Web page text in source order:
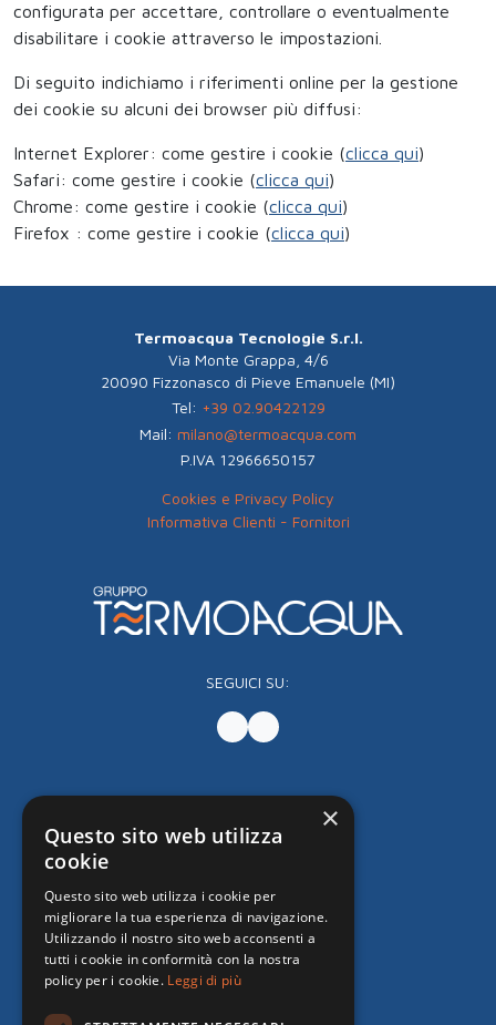
configurata per accettare, controllare o eventualmente
disabilitare i cookie attraverso le impostazioni.
Di seguito indichiamo i riferimenti online per la gestione
dei cookie su alcuni dei browser più diffusi:
Internet Explorer: come gestire i cookie (clicca qui)
Safari: come gestire i cookie (clicca qui)
Chrome: come gestire i cookie (clicca qui)
Firefox : come gestire i cookie (clicca qui)
Termoacqua Tecnologie S.r.l.
Via Monte Grappa, 4/6
20090 Fizzonasco di Pieve Emanuele (MI)
Tel: +39 02.90422129
Mail: milano@termoacqua.com
P.IVA 12966650157
Cookies e Privacy Policy
Informativa Clienti - Fornitori
SEGUICI SU:
×
Questo sito web utilizza
cookie
Questo sito web utilizza i cookie per
migliorare la tua esperienza di navigazione.
Utilizzando il nostro sito web acconsenti a
tutti i cookie in conformità con la nostra
policy per i cookie. Leggi di più